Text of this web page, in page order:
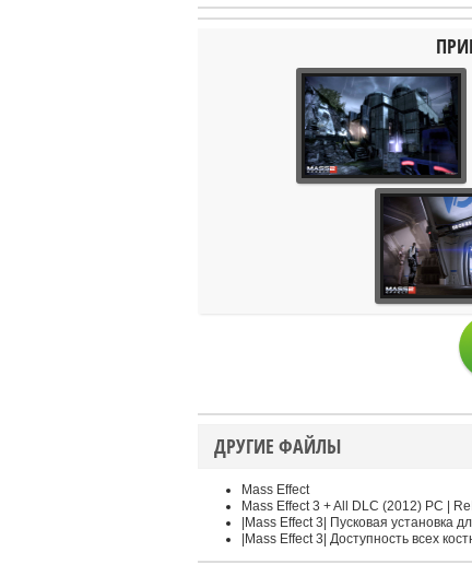
ДРУГИЕ ФАЙЛЫ
Mass Effect
Mass Effect 3 + All DLC (2012) PC |
|Mass Effect 3| Пусковая установка
|Mass Effect 3| Доступность всех